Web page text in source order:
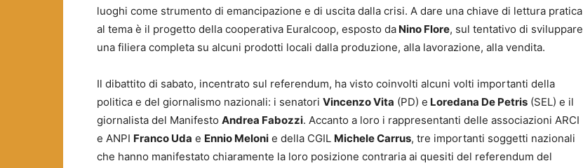
luoghi come strumento di emancipazione e di uscita dalla crisi. A dare una chiave di lettura pratica
al tema è il progetto della cooperativa Euralcoop, esposto da Nino Flore, sul tentativo di sviluppare
una filiera completa su alcuni prodotti locali dalla produzione, alla lavorazione, alla vendita.
Il dibattito di sabato, incentrato sul referendum, ha visto coinvolti alcuni volti importanti della
politica e del giornalismo nazionali: i senatori Vincenzo Vita (PD) e Loredana De Petris (SEL) e il
giornalista del Manifesto Andrea Fabozzi. Accanto a loro i rappresentanti delle associazioni ARCI
e ANPI Franco Uda e Ennio Meloni e della CGIL Michele Carrus, tre importanti soggetti nazionali
che hanno manifestato chiaramente la loro posizione contraria ai quesiti del referendum del